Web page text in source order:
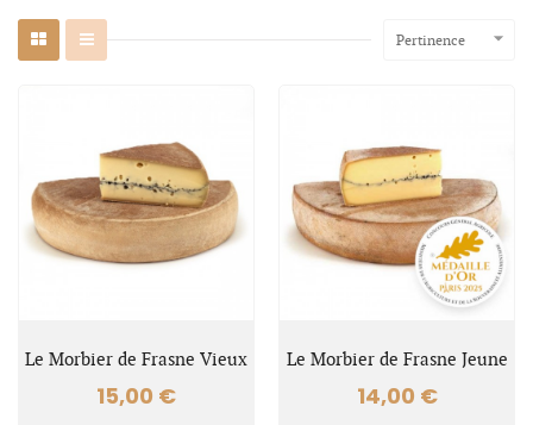
Pertinence 
Le Morbier de Frasne Vieux
15,00 €
Le Morbier de Frasne Jeune
14,00 €